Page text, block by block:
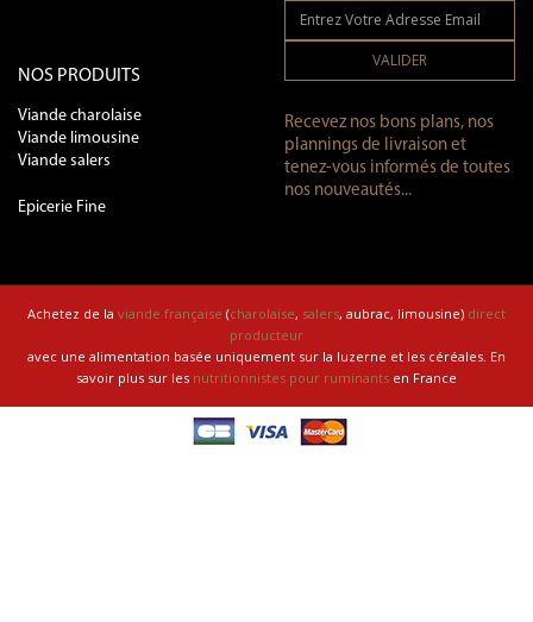
NOS PRODUITS
Viande charolaise
Viande limousine
Viande salers
Epicerie Fine
VALIDER
Recevez nos bons plans, nos
plannings de livraison et
tenez-vous informés de toutes
nos nouveautés...
Achetez de la viande française (charolaise, salers, aubrac, limousine) direct
producteur
avec une alimentation basée uniquement sur la luzerne et les céréales. En
savoir plus sur les nutritionnistes pour ruminants en France